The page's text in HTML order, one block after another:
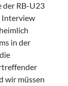
der RB-U23
Interview
in der
wir müssen